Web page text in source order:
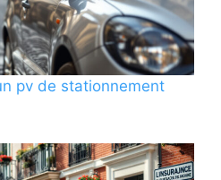
pv de stationnement